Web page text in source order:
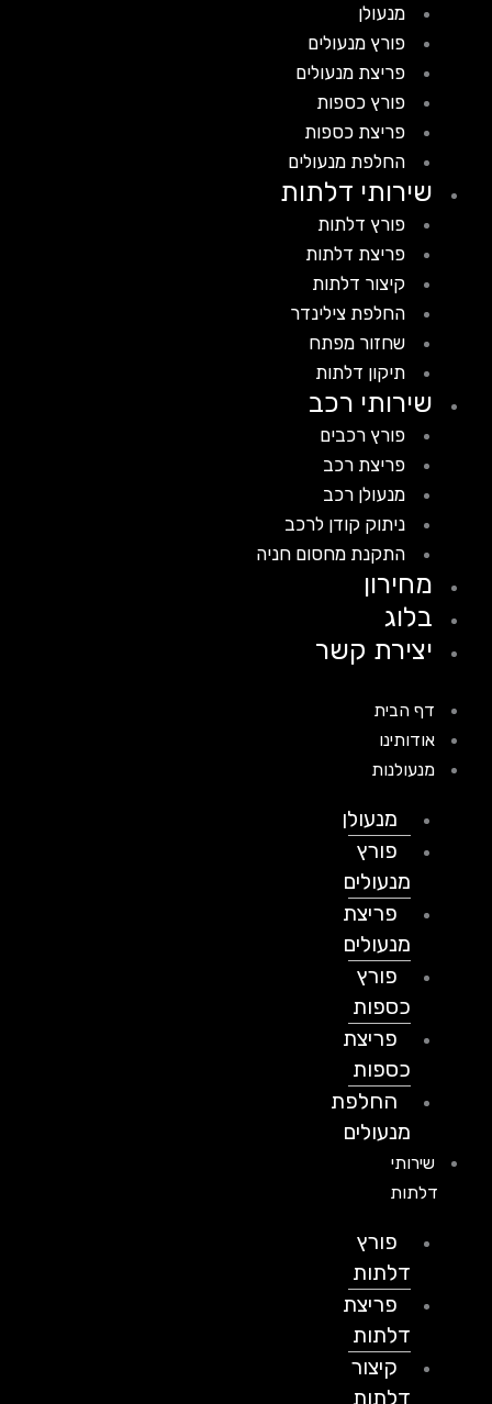
מנעולן
פורץ מנעולים
פריצת מנעולים
פורץ כספות
פריצת כספות
החלפת מנעולים
שירותי דלתות
פורץ דלתות
פריצת דלתות
קיצור דלתות
החלפת צילינדר
שחזור מפתח
תיקון דלתות
שירותי רכב
פורץ רכבים
פריצת רכב
מנעולן רכב
ניתוק קודן לרכב
התקנת מחסום חניה
מחירון
בלוג
יצירת קשר
דף הבית
אודותינו
מנעולנות
מנעולן
פורץ
מנעולים
פריצת
מנעולים
פורץ
כספות
פריצת
כספות
החלפת
מנעולים
שירותי
דלתות
פורץ
דלתות
פריצת
דלתות
קיצור
דלתות